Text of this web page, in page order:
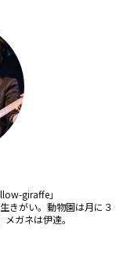
giraffe」
きがい。動物園は月に３
ガネは伊達。